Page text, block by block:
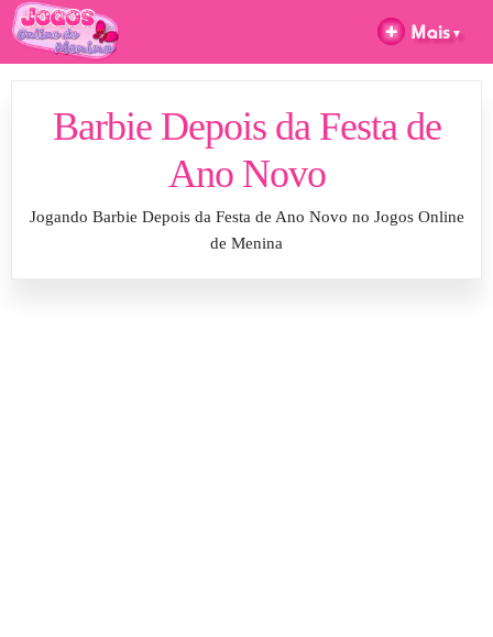
Barbie Depois da Festa de
Ano Novo
Jogando Barbie Depois da Festa de Ano Novo no Jogos Online
de Menina